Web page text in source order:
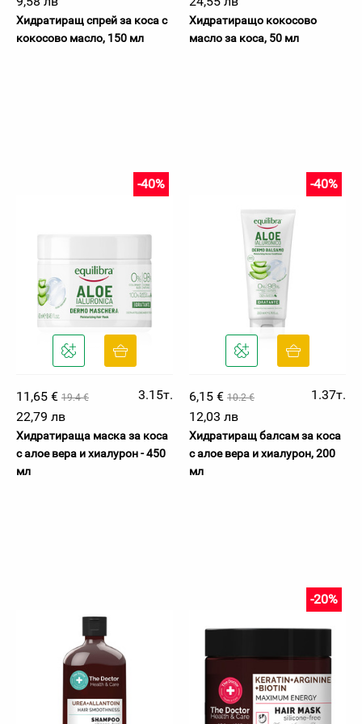
Хидратиращ спрей за коса с
кокосово масло, 150 мл
Хидратиращо кокосово
масло за коса, 50 мл
11,65 € 19.4 €
-40%
3.15т.
22,79 лв
Хидратираща маска за коса
с алое вера и хиалурон - 450
мл
6,15 € 10.2 €
-40%
1.37т.
12,03 лв
Хидратиращ балсам за коса
с алое вера и хиалурон, 200
мл
-20%